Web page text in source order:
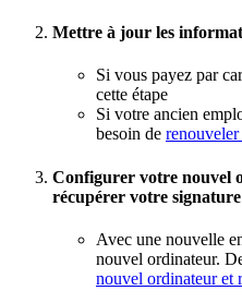
Mettre à jour les
Si vous payez par
cette étape
Si votre ancien
besoin de
Configurer votre nouvel
récupérer votre
Avec une nouvelle
nouvel ordinateur.
nouvel ordinateur et